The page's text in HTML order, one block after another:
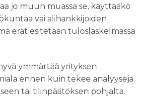
jo muun muassa se, käyttääkö
vai alihankkijoiden
erät esitetään tuloslaskelmassa
ymmärtää yrityksen
ennen kuin tekee analyyseja
tai tilinpäätöksen pohjalta.